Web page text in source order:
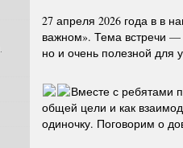
27 апреля 2026 года в в
важном». Тема встречи —
но и очень полезной для
Вместе с ребятами
общей цели и как
одиночку. Поговорим о